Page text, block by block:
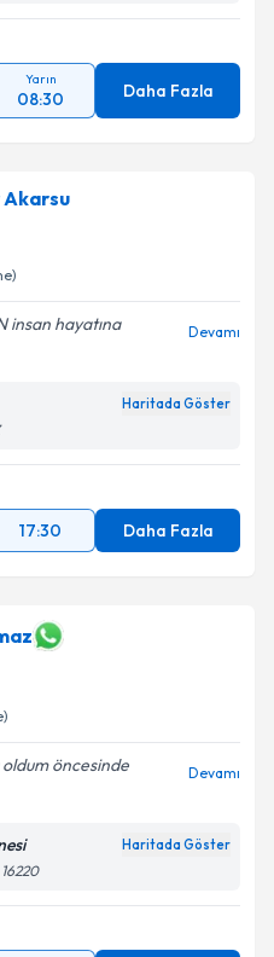
Yarın
08:30 Daha Fazla
Akarsu
insan hayatına
Devamı
Haritada Göster
17:30 Daha Fazla
öncesinde
Devamı
Haritada Göster